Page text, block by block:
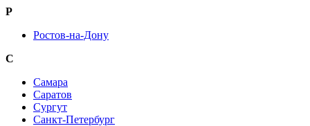
Р
Ростов-на-Дону
С
Самара
Саратов
Сургут
Санкт-Петербург